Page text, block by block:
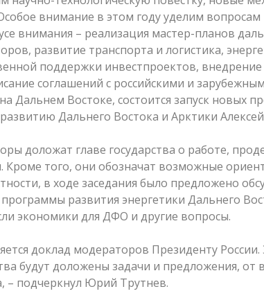
внимание в этом году уделим
внимания – реализация мастер-планов
развитие транспорта и логистика,
поддержки инвестпроектов,
соглашений с российскими и
Дальнем Востоке, состоится запуск новых
Дальнего Востока и Арктики
доложат главе государства о работе,
того, они обозначат возможные
в ходе заседания было предложено
развития энергетики Дальнего
экономики для ДФО и другие вопросы.
доклад модераторов Президенту России.
будут доложены задачи и предложения, от
– подчеркнул Юрий Трутнев.